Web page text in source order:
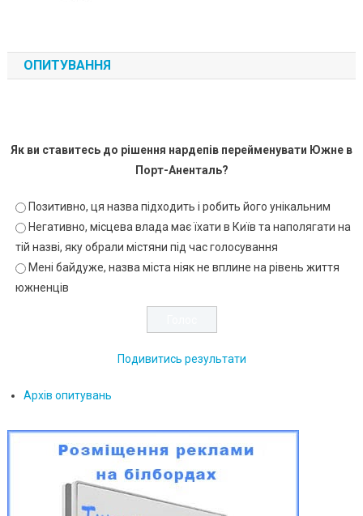
ОПИТУВАННЯ
Як ви ставитесь до рішення нардепів перейменувати Южне в
Порт-Аненталь?
Позитивно, ця назва підходить і робить його унікальним
Негативно, місцева влада має їхати в Київ та наполягати на
тій назві, яку обрали містяни під час голосування
Мені байдуже, назва міста ніяк не вплине на рівень життя
южненців
Подивитись результати
Архів опитувань